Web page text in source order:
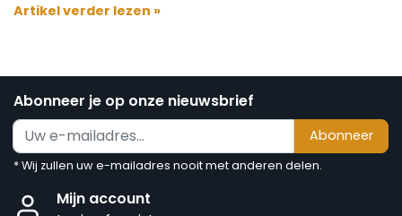
Artikel verder lezen »
Abonneer je op onze nieuwsbrief
Abonneer
* Wij zullen uw e-mailadres nooit met anderen delen.
Mijn account